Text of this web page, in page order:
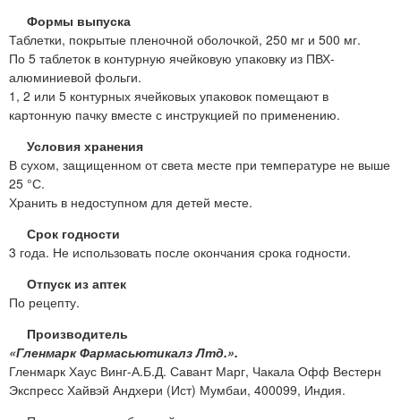
Формы выпуска
Таблетки, покрытые пленочной оболочкой, 250 мг и 500 мг.
По 5 таблеток в контурную ячейковую упаковку из ПВХ-
алюминиевой фольги.
1, 2 или 5 контурных ячейковых упаковок помещают в
картонную пачку вместе с инструкцией по применению.
Условия хранения
В сухом, защищенном от света месте при температуре не выше
25 °С.
Хранить в недоступном для детей месте.
Срок годности
3 года. Не использовать после окончания срока годности.
Отпуск из аптек
По рецепту.
Производитель
«Гленмарк Фармасьютикалз Лтд.».
Гленмарк Хаус Винг-А.Б.Д. Савант Марг, Чакала Офф Вестерн
Экспресс Хайвэй Андхери (Ист) Мумбаи, 400099, Индия.